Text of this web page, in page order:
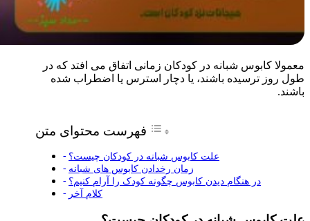
معمولا کابوس شبانه در کودکان زمانی اتفاق می افتد که در
طول روز ترسیده باشند، یا دچار استرس یا اضطراب شده
باشند.
فهرست محتوای متن
علت کابوس شبانه در کودکان چیست؟
زمان رخدادن کابوس های شبانه
در هنگام دیدن کابوس چگونه کودک را آرام کنیم؟
کلام آخر